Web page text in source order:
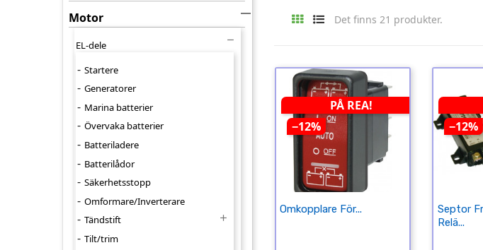
Motor 
EL-dele 
Startere
Generatorer
Marina batterier
Övervaka batterier
Batteriladere
Batterilådor
Säkerhetsstopp
Omformare/Inverterare
Tändstift

Tilt/trim
Det finns 21 produkter.
PÅ REA!
−12%
Omkopplare För...
−12%
Septor
Relä...